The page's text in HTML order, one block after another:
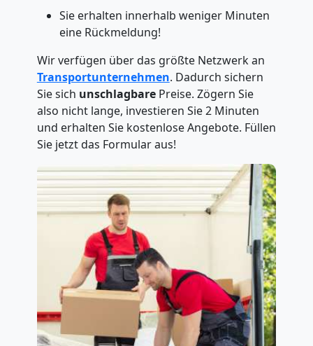
Sie erhalten innerhalb weniger Minuten
eine Rückmeldung!
Wir verfügen über das größte Netzwerk an
Transportunternehmen. Dadurch sichern
Sie sich unschlagbare Preise. Zögern Sie
also nicht lange, investieren Sie 2 Minuten
und erhalten Sie kostenlose Angebote. Füllen
Sie jetzt das Formular aus!